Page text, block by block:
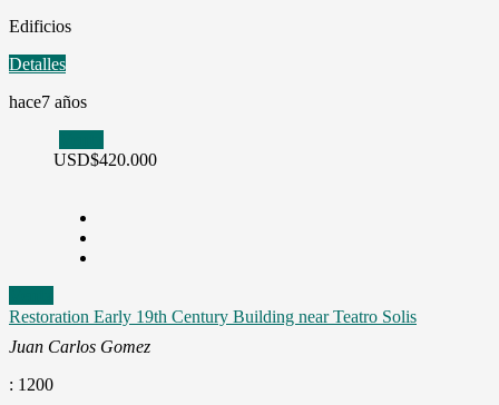
Edificios
Detalles
hace7 años
USD$420.000
Restoration Early 19th Century Building near Teatro Solis
Juan Carlos Gomez
: 1200